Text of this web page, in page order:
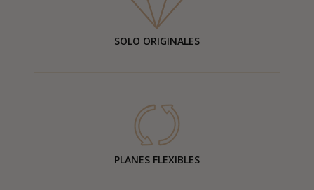
SOLO ORIGINALES
PLANES FLEXIBLES